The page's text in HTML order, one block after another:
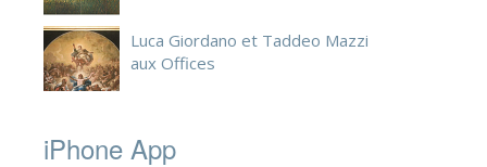
Luca Giordano et Taddeo Mazzi
aux Offices
iPhone App